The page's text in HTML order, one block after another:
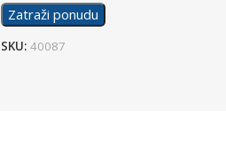
Zatraži ponudu
SKU:40087